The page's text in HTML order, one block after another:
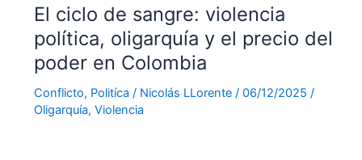
El ciclo de sangre: violencia
política, oligarquía y el precio del
poder en Colombia
Conflicto, Politíca / Nicolás LLorente / 06/12/2025 /
Oligarquía, Violencia